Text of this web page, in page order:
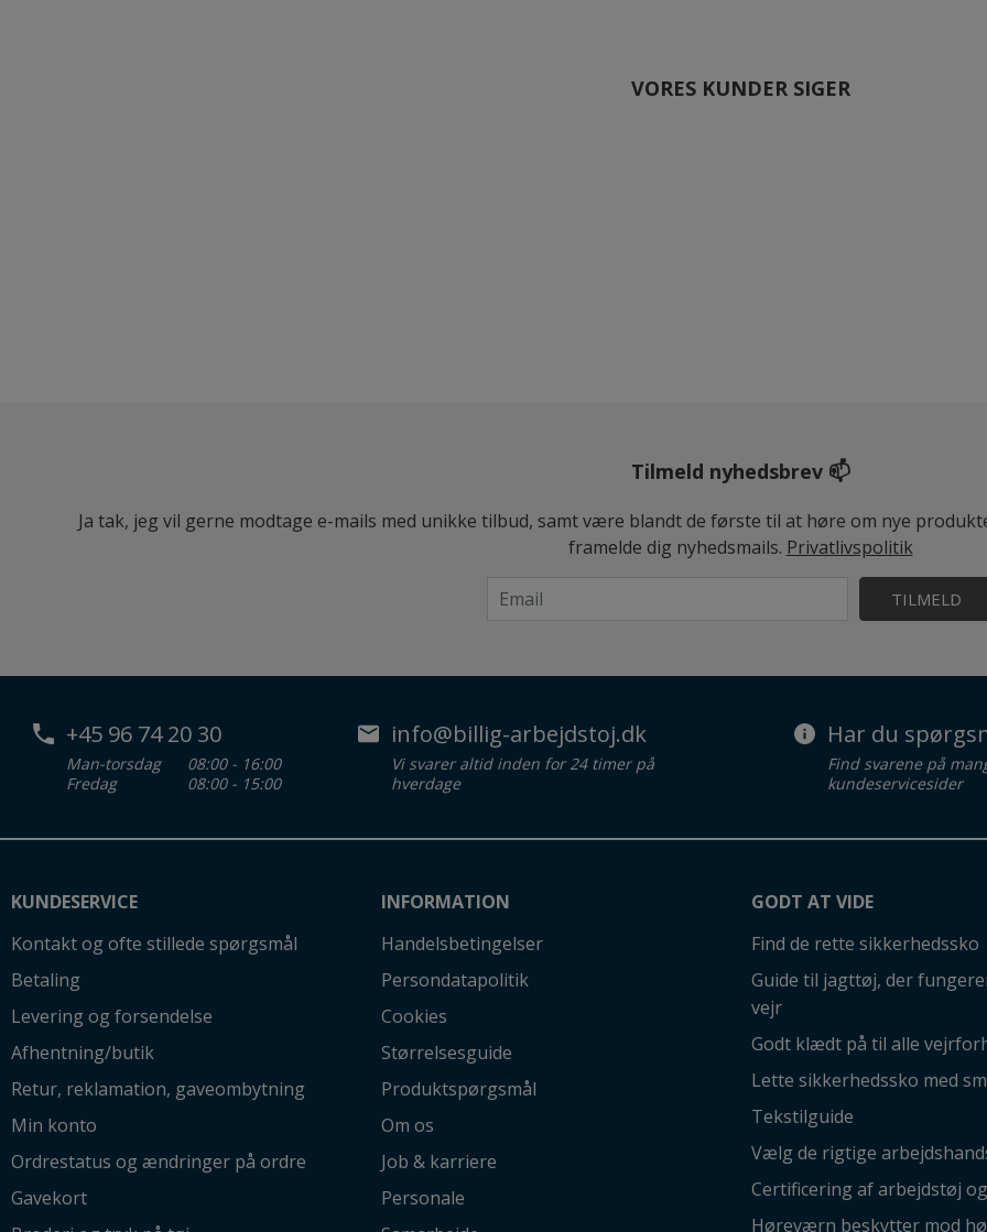
VORES KUNDER SIGER
Tilmeld nyhedsbrev 📫
Ja tak, jeg vil gerne modtage e-mails med unikke tilbud, samt være blandt de første til at høre om nye
framelde dig nyhedsmails. Privatlivspolitik
TILMELD
+45 96 74 20 30
Man-torsdag
08:00 - 16:00
Fredag
08:00 - 15:00
info@billig-arbejdstoj.dk
Vi svarer altid inden for 24 timer på
hverdage
Har du
Find svarene på
kundeservicesider
KUNDESERVICE
Kontakt og ofte stillede spørgsmål
Betaling
Levering og forsendelse
Afhentning/butik
Retur, reklamation, gaveombytning
Min konto
Ordrestatus og ændringer på ordre
Gavekort
INFORMATION
Handelsbetingelser
Persondatapolitik
Cookies
Størrelsesguide
Produktspørgsmål
Om os
Job & karriere
Personale
GODT AT VIDE
Find de rette sikkerhedssko
Guide til jagttøj, der
vejr
Godt klædt på til alle
Lette sikkerhedssko med
Tekstilguide
Vælg de rigtige
Certificering af arbejdstøj
Høreværn beskytter mod